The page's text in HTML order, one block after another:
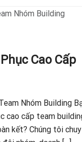
Cao Cấp
Nhóm Building
cao cấp team
kết? Chúng tôi